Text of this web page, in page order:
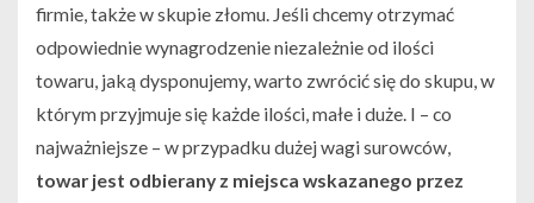
firmie, także w skupie złomu. Jeśli chcemy otrzymać
odpowiednie wynagrodzenie niezależnie od ilości
towaru, jaką dysponujemy, warto zwrócić się do skupu, w
którym przyjmuje się każde ilości, małe i duże. I – co
najważniejsze – w przypadku dużej wagi surowców,
towar jest odbierany z miejsca wskazanego przez